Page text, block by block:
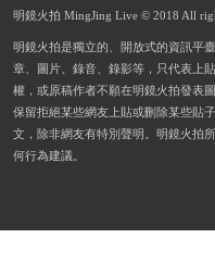
明鏡火拍 MingJing Live © 2018 All
明鏡火拍是獨立的、開放式的資訊平
章、圖片、錄音、錄影等，只代表上
權，或原稿作者不願在明鏡火拍發表
保留拒絕某些網友上貼或刪除某些貼
文，除非網友有特別聲明。明鏡火拍
何行為建議。